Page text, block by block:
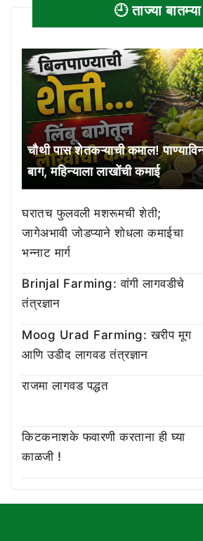
🕘 ताज्या बातम्या
चौथी पास शेतकऱ्याची कमाल!
बाग, महिन्याला लाखोंची कमाई
घरातच फुलवली मशरूमची शेती;
जागेअभावी जोडप्याने शोधला कमाईचा
भन्नाट मार्ग
Brinjal Farming: वांगी लागवडीचे
तंत्रज्ञान
Moog Urad Farming: खरीप मूग
आणि उडीद लागवड तंत्रज्ञान
राजमा लागवड पद्धत
किटकनाशके फवारणी करताना ही घ्या
काळजी !